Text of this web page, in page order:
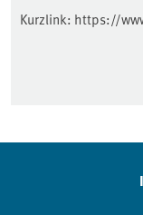
Kurzlink: https://